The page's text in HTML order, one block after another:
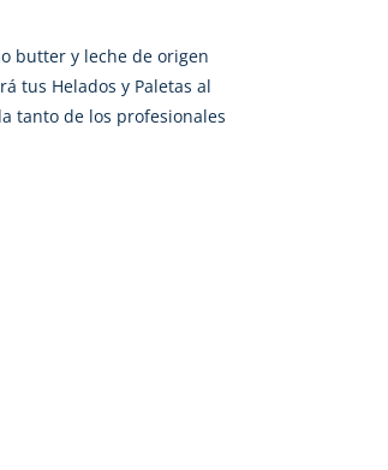
butter y leche de origen
tus Helados y Paletas al
tanto de los profesionales